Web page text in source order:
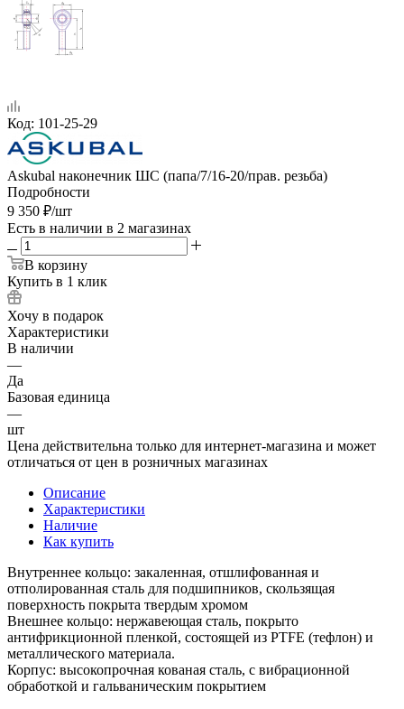
Код: 101-25-29
Askubal наконечник ШС (папа/7/16-20/прав. резьба)
Подробности
9 350 ₽/шт
Есть в наличии в 2 магазинах
В корзину
Купить в 1 клик
Хочу в подарок
Характеристики
В наличии
—
Да
Базовая единица
—
шт
Цена действительна только для интернет-магазина и может
отличаться от цен в розничных магазинах
Описание
Характеристики
Наличие
Как купить
Внутреннее кольцо: закаленная, отшлифованная и
отполированная сталь для подшипников, скользящая
поверхность покрыта твердым хромом
Внешнее кольцо: нержавеющая сталь, покрыто
антифрикционной пленкой, состоящей из PTFE (тефлон) и
металлического материала.
Корпус: высокопрочная кованая сталь, с вибрационной
обработкой и гальваническим покрытием